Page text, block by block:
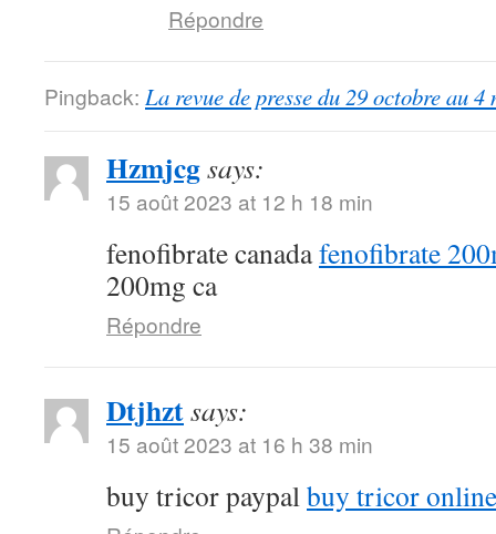
Répondre
Pingback: La revue de presse du 29 octobre au
Hzmjcgsays:
15 août 2023 at 12 h 18 min
fenofibrate canadafenofibrate
200mg ca
Répondre
Dtjhztsays:
15 août 2023 at 16 h 38 min
buy tricor paypalbuy tricor online